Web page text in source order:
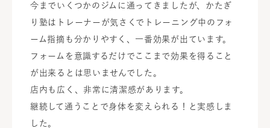
今までいくつかのジムに通ってきましたが、かたぎ
り塾はトレーナーが気さくでトレーニング中のフォ
ーム指摘も分かりやすく、一番効果が出ています。
フォームを意識するだけでここまで効果を得ること
が出来るとは思いませんでした。
店内も広く、非常に清潔感があります。
継続して通うことで身体を変えられる！と実感しま
した。